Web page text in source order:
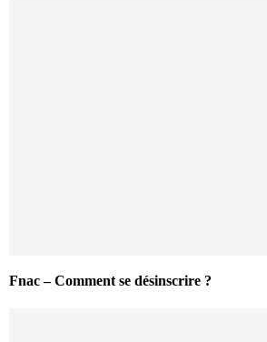
Fnac – Comment se désinscrire ?